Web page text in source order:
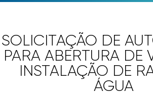
SOLICITAÇÃO DE
PARA ABERTURA DE
INSTALAÇÃO DE
ÁGUA